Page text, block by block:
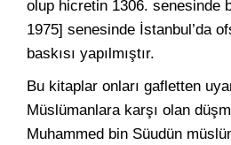
olup hicretin 1306. senesinde
1975] senesinde İstanbul’da
baskısı yapılmıştır.
Bu kitaplar onları gafletten
Müslümanlara karşı olan
Muhammed bin Süudün